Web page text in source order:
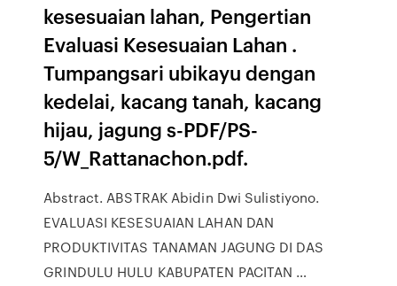
kesesuaian lahan, Pengertian
Evaluasi Kesesuaian Lahan .
Tumpangsari ubikayu dengan
kedelai, kacang tanah, kacang
hijau, jagung s-PDF/PS-
5/W_Rattanachon.pdf.
Abstract. ABSTRAK Abidin Dwi Sulistiyono.
EVALUASI KESESUAIAN LAHAN DAN
PRODUKTIVITAS TANAMAN JAGUNG DI DAS
GRINDULU HULU KABUPATEN PACITAN …